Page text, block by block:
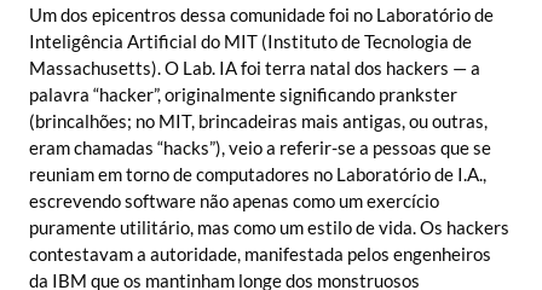
Um dos epicentros dessa comunidade foi no Laboratório de
Inteligência Artificial do MIT (Instituto de Tecnologia de
Massachusetts). O Lab. IA foi terra natal dos hackers — a
palavra “hacker”, originalmente significando prankster
(brincalhões; no MIT, brincadeiras mais antigas, ou outras,
eram chamadas “hacks”), veio a referir-se a pessoas que se
reuniam em torno de computadores no Laboratório de I.A.,
escrevendo software não apenas como um exercício
puramente utilitário, mas como um estilo de vida. Os hackers
contestavam a autoridade, manifestada pelos engenheiros
da IBM que os mantinham longe dos monstruosos